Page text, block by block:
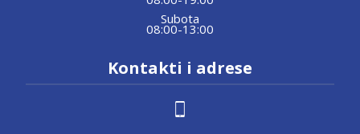
Subota
08:00-13:00
Kontakti i adrese